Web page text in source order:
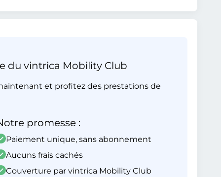
du vintrica Mobility Club
et profitez des prestations de
promesse :
Paiement unique, sans abonnement
Aucuns frais cachés
Couverture par vintrica Mobility Club